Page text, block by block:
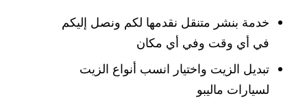
خدمة بنشر متنقل نقدمها لكم ونصل إليكم
في أي وقت وفي أي مكان
تبديل الزيت واختيار انسب أنواع الزيت
لسيارات ماليبو